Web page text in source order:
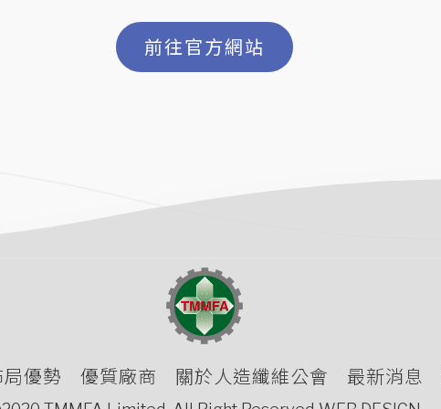
前往官方網站
局優勢 優質廠商 關於人造纖維公會 最新消息